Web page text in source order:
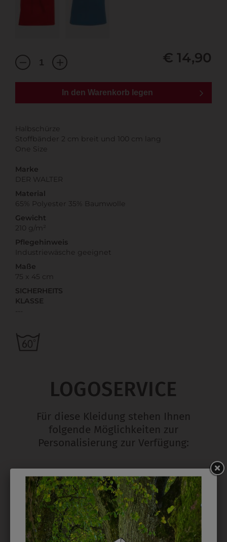
€ 14,90
In den Warenkorb legen
Halbschürze
Stoffbänder 2 cm breit und 100 cm lang
One Size
Marke
DER WALTER
Material
65% Polyester 35% Baumwolle
Gewicht
210 g/m²
Pflegehinweis
Industriewäsche geeignet
Maße
75 x 45 cm
SICHERHEITS
KLASSE
LOGOSERVICE
Für diese Kleidung stehen Ihnen
folgende Möglichkeiten zur
Personalisierung zur Verfügung:
STICK
Ab 1 Stück möglich in vielen Farben. 5mm ist
Mindesthöhe bei einem Schriftzug. Für Logos und
Namen optimal. Waschbar bis zu 95°C.